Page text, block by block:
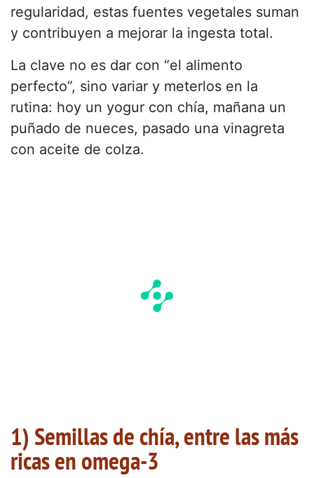
regularidad, estas fuentes vegetales suman
y contribuyen a mejorar la ingesta total.
La clave no es dar con “el alimento
perfecto”, sino variar y meterlos en la
rutina: hoy un yogur con chía, mañana un
puñado de nueces, pasado una vinagreta
con aceite de colza.
1) Semillas de chía, entre las más
ricas en omega-3